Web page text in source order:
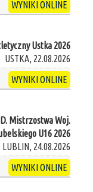
WYNIKI ONLINE
Ustka 2026
USTKA, 22.08.2026
WYNIKI ONLINE
Mistrzostwa Woj.
U16 2026
LUBLIN, 24.08.2026
WYNIKI ONLINE